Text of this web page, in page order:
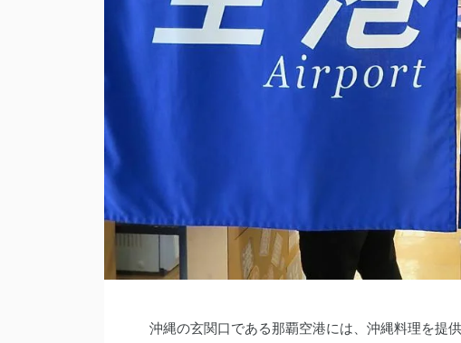
沖縄の玄関口である那覇空港には、沖縄料理を提